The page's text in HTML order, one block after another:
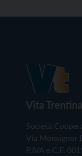
Vita
Società
Via Monsignor
P.IVA e C.F.